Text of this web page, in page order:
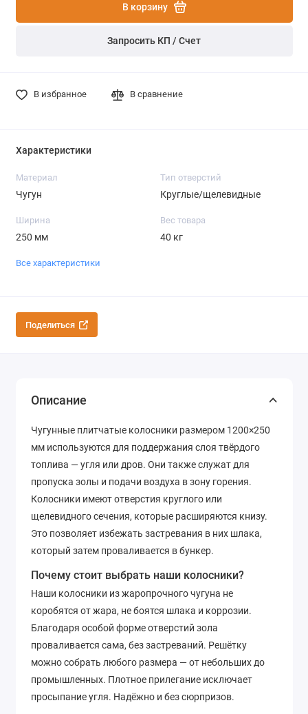
В корзину
Запросить КП / Счет
В избранное В сравнение
Характеристики
Материал
Чугун
Тип отверстий
Круглые/щелевидные
Ширина
250 мм
Вес товара
40 кг
Все характеристики
Поделиться
Описание
Чугунные плитчатые колосники размером 1200×250
мм используются для поддержания слоя твёрдого
топлива — угля или дров. Они также служат для
пропуска золы и подачи воздуха в зону горения.
Колосники имеют отверстия круглого или
щелевидного сечения, которые расширяются книзу.
Это позволяет избежать застревания в них шлака,
который затем проваливается в бункер.
Почему стоит выбрать наши колосники?
Наши колосники из жаропрочного чугуна не
коробятся от жара, не боятся шлака и коррозии.
Благодаря особой форме отверстий зола
проваливается сама, без застреваний. Решётку
можно собрать любого размера — от небольших до
промышленных. Плотное прилегание исключает
просыпание угля. Надёжно и без сюрпризов.